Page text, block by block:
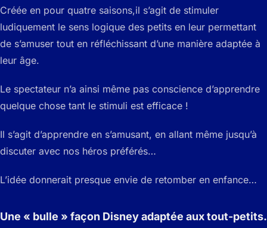
Créée en pour quatre saisons,il s’agit de stimuler
ludiquement le sens logique des petits en leur permettant
de s’amuser tout en réfléchissant d’une manière adaptée à
leur âge.
Le spectateur n’a ainsi même pas conscience d’apprendre
quelque chose tant le stimuli est efficace !
Il s’agit d’apprendre en s’amusant, en allant même jusqu’à
discuter avec nos héros préférés…
L’idée donnerait presque envie de retomber en enfance…
Une « bulle » façon Disney adaptée aux tout-petits.